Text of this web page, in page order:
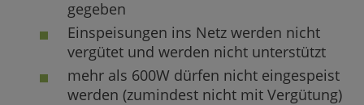
gegeben
Einspeisungen ins Netz werden nicht
vergütet und werden nicht unterstützt
mehr als 600W dürfen nicht eingespeist
werden (zumindest nicht mit Vergütung)